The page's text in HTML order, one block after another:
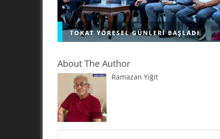
TOKAT YÖRESEL GÜNLERI BAŞLADI
Eyüpsultan Belediyesi’nin destekleriyle
Eyüpsultan Memleket Günleri’nde bu kez Tokat
esiyor. Tokat’ın zengin kültürünü, eşsiz
yöresel ürünlerini yakından tanımak için
About The Author
Ramazan Yiğit